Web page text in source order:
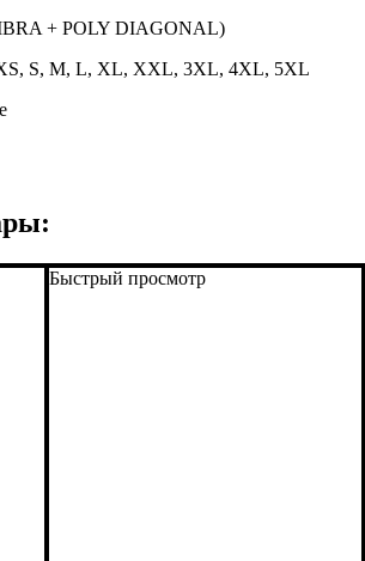
+ POLY DIAGONAL)
S, M, L, XL, XXL, 3XL, 4XL, 5XL
Быстрый просмотр